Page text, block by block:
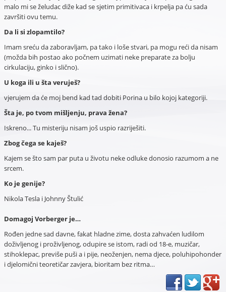
malo mi se želudac diže kad se sjetim primitivaca i krpelja pa ću sada
završiti ovu temu.
Da li si zlopamtilo?
Imam sreću da zaboravljam, pa tako i loše stvari, pa mogu reći da nisam
(možda bih postao ako počnem uzimati neke preparate za bolju
cirkulaciju, ginko i slično).
U koga ili u šta veruješ?
vjerujem da će moj bend kad tad dobiti Porina u bilo kojoj kategoriji.
Šta je, po tvom mišljenju, prava žena?
Iskreno... Tu misteriju nisam još uspio razriješiti.
Zbog čega se kaješ?
Kajem se što sam par puta u životu neke odluke donosio razumom a ne
srcem.
Ko je genije?
Nikola Tesla i Johnny Štulić
Domagoj Vorberger je…
Rođen jedne sad davne, fakat hladne zime, dosta zahvaćen ludilom
doživljenog i proživljenog, odupire se istom, radi od 18-e, muzičar,
stihoklepac, previše puši a i pije, neoženjen, nema djece, poluhipohonder
i djelomični teoretičar zavjera, bioritam bez ritma…